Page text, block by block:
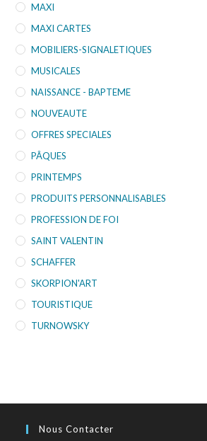
MAXI
MAXI CARTES
MOBILIERS-SIGNALETIQUES
MUSICALES
NAISSANCE - BAPTEME
NOUVEAUTE
OFFRES SPECIALES
PÂQUES
PRINTEMPS
PRODUITS PERSONNALISABLES
PROFESSION DE FOI
SAINT VALENTIN
SCHAFFER
SKORPION'ART
TOURISTIQUE
TURNOWSKY
Nous Contacter